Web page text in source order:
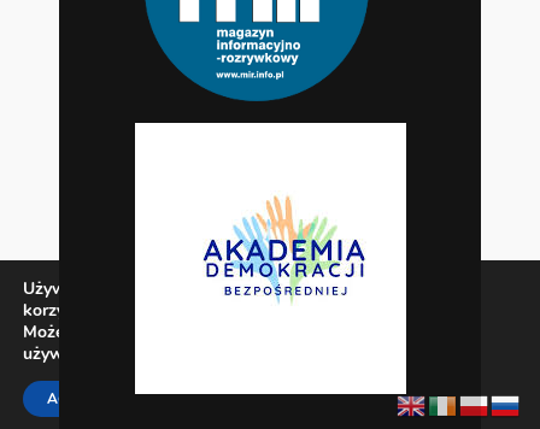
Używamy ciasteczek, aby zapewnić najlepszą jakość
korzystania z naszej witryny.
Możesz dowiedzieć się więcej o tym, jakich ciasteczek
używamy, lub wyłączyć je w
ACCEPT REJECT SETTINGS Zamknij panel